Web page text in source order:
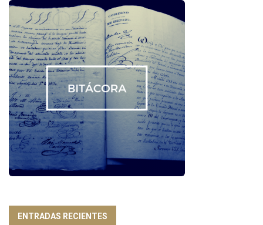
ENTRADAS RECIENTES